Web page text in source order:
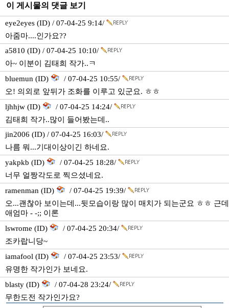
이 게시물의 댓글 보기
eye2eyes (ID) / 07-04-25 9:14/
아줌마....인가요??
a5810 (ID) / 07-04-25 10:10/
아~ 이분이 김태희 작가..ㅋ
bluemun (ID)
/ 07-04-25 10:55/
오! 의외로 앞뒤가 조화를 이루고 있군요. ㅎㅎ
ljhhjw (ID)
/ 07-04-25 14:24/
김태희 작가..많이 들어봤는데..
jin2006 (ID) / 07-04-25 16:03/
나름 뭐...기대이상이긴 하네요.
yakpkb (ID)
/ 07-04-25 18:28/
너무 얼짱각도로 찍으셨네요.
ramenman (ID)
/ 07-04-25 19:39/
오...괜찮아 보이는데...뒷모습이랑 많이 매치가 되는군요 ㅎㅎ 근데
애엄마 - -;; 이론
lswrome (ID)
/ 07-04-25 20:34/
조카랍니당~
iamafool (ID)
/ 07-04-25 23:53/
유명한 작가인가 보네요.
blasty (ID)
/ 07-04-28 23:24/
무한도전 작가인가요?